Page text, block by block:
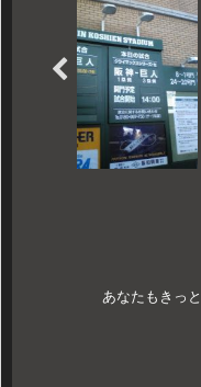
あなたもきっ